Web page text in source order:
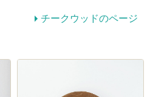
チークウッドのページ